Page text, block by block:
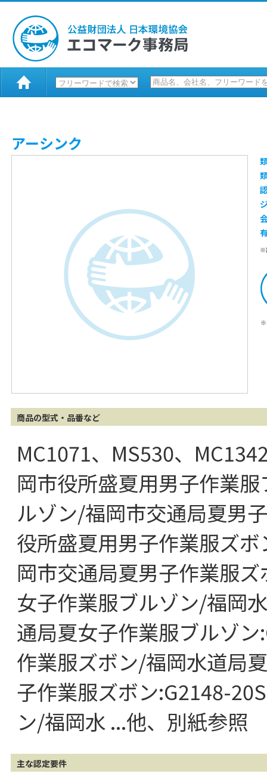
アーシンク
※
※
商品の型式・品番など
MC1071、MS530、
岡市役所盛夏用男子作業
ルゾン/福岡市交通局夏男
役所盛夏用男子作業服ズ
岡市交通局夏男子作業服
女子作業服ブルゾン/福岡
通局夏女子作業服ブルゾ
作業服ズボン/福岡水道局
子作業服ズボン:G2148-
ン/福岡水 ...他、別紙参照
主な認定要件